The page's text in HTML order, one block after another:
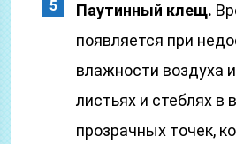
Паутинный клещ.
появляется при
влажности воздуха
листьях и стеблях в
прозрачных точек,